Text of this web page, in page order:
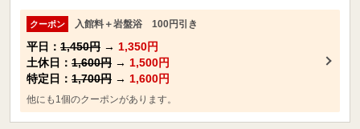
クーポン 入館料＋岩盤浴 100円引き
平日： 1,450円 → 1,350円
土休日： 1,600円 → 1,500円
特定日： 1,700円 → 1,600円
他にも1個のクーポンがあります。